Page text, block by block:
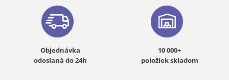
Objednávka
odoslaná do 24h
10 000+
položiek skladom